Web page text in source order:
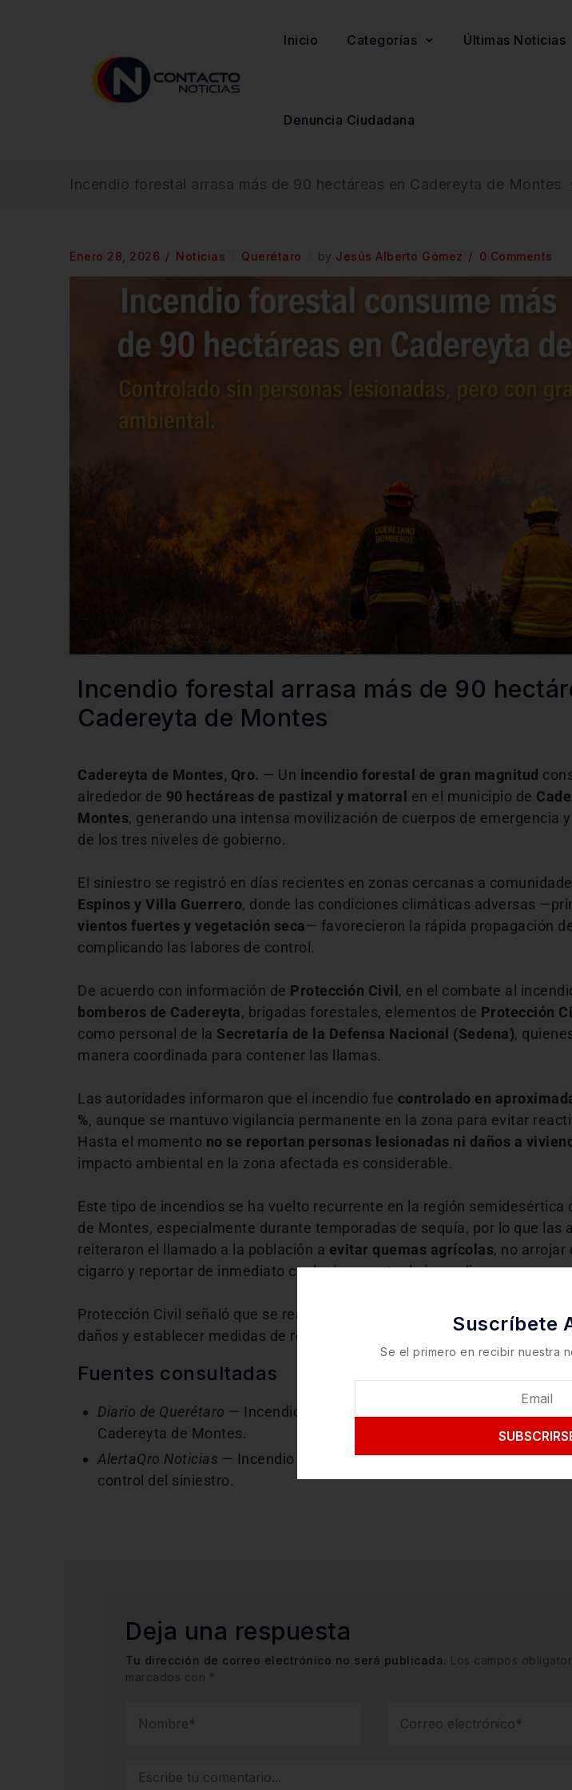
Inicio Categorías Últimas Noticias
Denuncia Ciudadana
Incendio forestal arrasa más de 90 hectáreas en Cadereyta de Montes
Enero 28, 2026 Noticias Querétaro by Jesús Alberto Gómez 0 Comments
Incendio forestal arrasa más de 90
Cadereyta de Montes
Cadereyta de Montes, Qro. — Un incendio forestal de gran magnitud
alrededor de 90 hectáreas de pastizal y matorral en el municipio de
Montes, generando una intensa movilización de cuerpos de emergencia
de los tres niveles de gobierno.
El siniestro se registró en días recientes en zonas cercanas a
Espinos y Villa Guerrero, donde las condiciones climáticas adversas
vientos fuertes y vegetación seca— favorecieron la rápida propagación
complicando las labores de control.
De acuerdo con información de Protección Civil , en el combate al
bomberos de Cadereyta, brigadas forestales, elementos de Protección
como personal de la Secretaría de la Defensa Nacional (Sedena),
manera coordinada para contener las llamas.
Las autoridades informaron que el incendio fue controlado en
%, aunque se mantuvo vigilancia permanente en la zona para evitar
Hasta el momento no se reportan personas lesionadas ni daños a
impacto ambiental en la zona afectada es considerable.
Este tipo de incendios se ha vuelto recurrente en la región semidesértica
de Montes, especialmente durante temporadas de sequía, por lo que las
reiteraron el llamado a la población a evitar quemas agrícolas, no arrojar
cigarro y reportar de inmediato cualquier conato de incendio.
Protección Civil señaló que se realizarán evaluaciones ambientales
para
daños y establecer medidas de recuperación en las áreas afectadas.
Fuentes consultadas
Diario de Querétaro — Incendio forestal consume alrededor de 90
Cadereyta de Montes.
AlertaQro Noticias — Incendio consume matorral en Cadereyta;
control del siniestro.
Deja una respuesta
Tu dirección de correo electrónico no será publicada. Los campos
marcados con *
Suscríbete
Se el primero en recibir nuestra